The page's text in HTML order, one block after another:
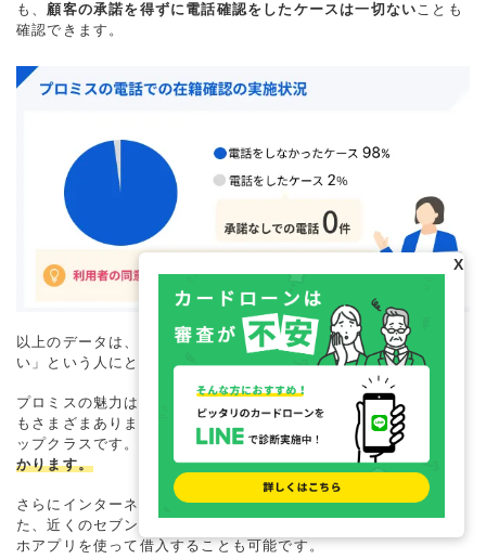
も、顧客の承諾を得ずに電話確認をしたケースは一切ないことも
確認できます。
以上のデータは、「電話による在籍確認はおこなってほしくな
い」という人にとって安心材料になるのではないでしょうか。
プロミスの魅力は、プライバシーへの配慮がなされている以外に
もさまざまあります。特に審査の早さは、消費者金融の中でもト
ップクラスです。
Web申込なら、申込後最短3分で審査結果がわ
かります。
さらにインターネット振込なら最短10秒程度で振込されます。ま
た、近くのセブン銀行もしくはローソン銀行に足を運べば、スマ
ホアプリを使って借入することも可能です。
X